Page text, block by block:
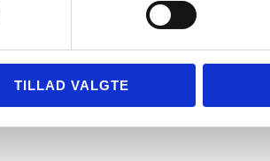
TILLAD VALGTE